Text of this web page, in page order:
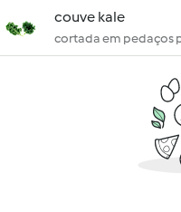
couve kale
cortada em pedaços